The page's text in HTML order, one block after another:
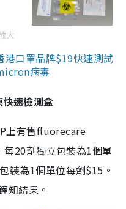
大
港口罩品牌$19快速測試
病毒
速檢測盒
上有售fluorecare
每20劑獨立包裝為1個單
裝為1個單位每劑$15。
知結果。